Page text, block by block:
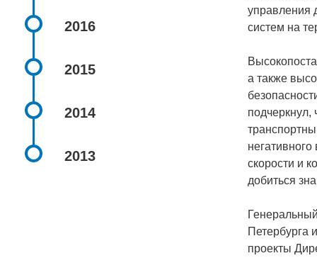
2016
2015
2014
2013
управления
систем на
а также
скорости и
добиться
Петербурга
проекты